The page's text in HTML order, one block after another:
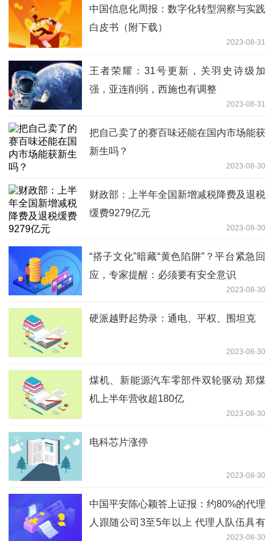
中国信息化周报：数字化转型洞察与实践
白皮书（附下载）
2023-08-31
王者荣耀：31号更新，关羽史诗级加
强，亚连削弱，西施也有调整
2023-08-31
把自己卖了的赛百味还能在国内市场能获
新生吗？
2023-08-30
财政部：上半年全国新增减税降费及退税
缓费9279亿元
2023-08-30
“搭子文化”暗藏“黄色陷阱”？平台紧急回
应，专家提醒：必须要有安全意识
2023-08-30
硬派越野起势录：通电、平权、围坦克
2023-08-30
煤机、新能源汽车零部件双轮驱动 郑煤
机上半年营收超180亿
2023-08-30
电科芯片涨停
2023-08-30
中国平安陈心颖答上证报：约80%的代理
人跟随公司3至5年以上 代理人队伍具有
2023-08-30